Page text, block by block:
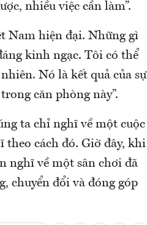
nhiều việc cần làm”.
Nam hiện đại. Những gì
kinh ngạc. Tôi có thể
Nó là kết quả của sự
căn phòng này”.
ta chỉ nghĩ về một cuộc
cách đó. Giờ đây, khi
nghĩ về một sân chơi đã
chuyển đổi và đóng góp